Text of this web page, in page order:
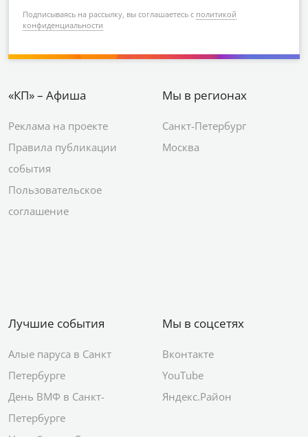
Подписываясь на рассылку, вы соглашаетесь с политикой
конфиденциальности
«КП» – Афиша
Реклама на проекте
Правила публикации
события
Пользовательское
соглашение
Мы в регионах
Санкт-Петербург
Москва
Лучшие события
Алые паруса в Санкт
Петербурге
День ВМФ в Санкт-
Петербурге
Мы в соцсетях
Вконтакте
YouTube
Яндекс.Район